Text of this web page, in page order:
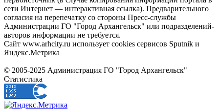
сети Интернет — интерактивная ссылка). Предварительного
согласия на перепечатку со стороны Пресс-службы
Администрации ГО "Город Архангельск" или подразделений-
авторов информации не требуется.
Сайт www.arhcity.ru использует cookies сервисов Sputnik и
Яндекс.Метрика
© 2005-2025 Администрация ГО "Город Архангельск"
Статистика